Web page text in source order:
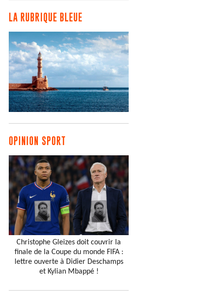
LA RUBRIQUE BLEUE
OPINION SPORT
Christophe Gleizes doit couvrir la
finale de la Coupe du monde FIFA :
lettre ouverte à Didier Deschamps
et Kylian Mbappé !